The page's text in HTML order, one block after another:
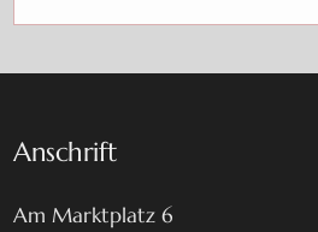
Anschrift
Am Marktplatz 6